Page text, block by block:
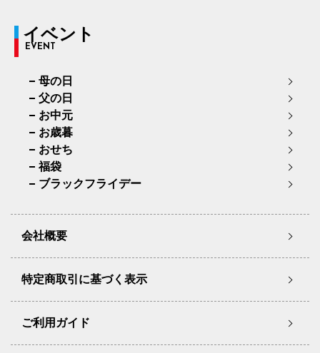
イベント
EVENT
母の日
父の日
お中元
お歳暮
おせち
福袋
ブラックフライデー
会社概要
特定商取引に基づく表示
ご利用ガイド